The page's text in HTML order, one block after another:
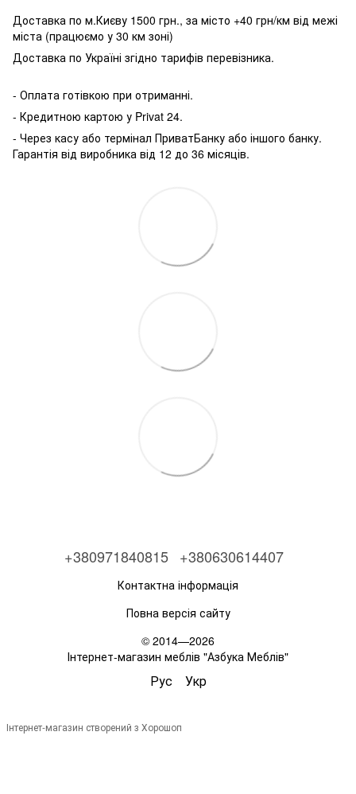
Доставка по м.Києву 1500 грн., за місто +40 грн/км від межі
міста (працюємо у 30 км зоні)
Доставка по Україні згідно тарифів перевізника.
- Оплата готівкою при отриманні.
- Кредитною картою у Privat 24.
- Через касу або термінал ПриватБанку або іншого банку.
Гарантія від виробника від 12 до 36 місяців.
+380971840815 +380630614407
Контактна інформація
Повна версія сайту
© 2014—2026
Інтернет-магазин меблів "Азбука Меблів"
Рус Укр
Інтернет-магазин створений з Хорошоп